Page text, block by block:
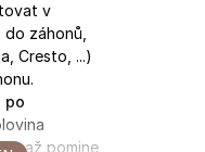
v
záhonů,
Cresto, ...)
po
až pomine